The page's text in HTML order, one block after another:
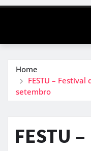
Home
FESTU –
setembro
FESTU